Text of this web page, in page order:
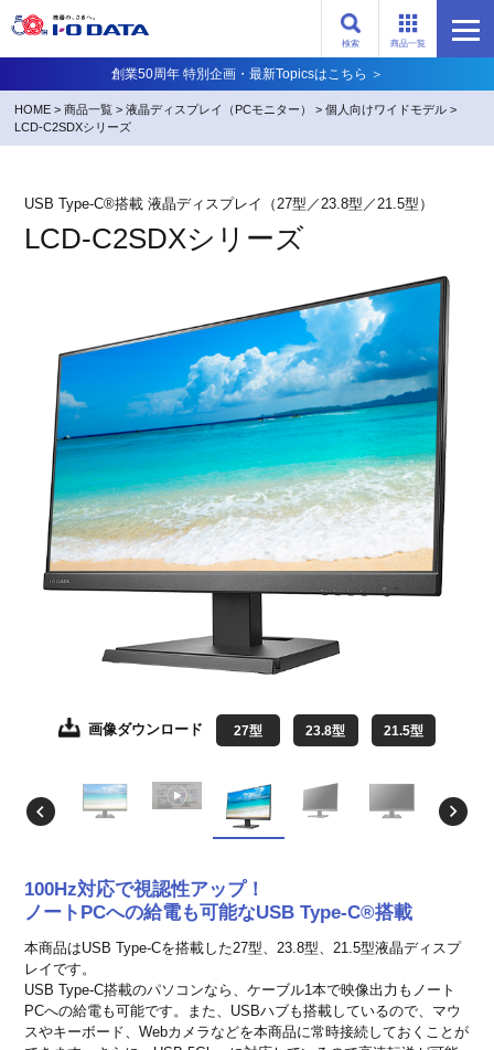
検索 商品一覧
創業50周年 特別企画・最新Topicsはこちら ＞
HOME >商品一覧 >液晶ディスプレイ（PCモニター） >個人向けワイドモデル >
LCD-C2SDXシリーズ
USB Type-C®搭載 液晶ディスプレイ（27型／23.8型／21.5型）
LCD-C2SDXシリーズ
画像ダウンロード 27型 23.8型 21.5型
画像ダウンロード 27型 23.8型 21.5型
画像ダウンロード 27型 23.8型 21.5型
画像ダウンロード 27型 23.8型 21.5型
画像ダウンロード 27型 23.8型 21.5型
画像ダウンロード 27型 23.8型 21.5型
100Hz対応で視認性アップ！
ノートPCへの給電も可能なUSB Type-C®搭載
本商品はUSB Type-Cを搭載した27型、23.8型、21.5型液晶ディスプ
レイです。
USB Type-C搭載のパソコンなら、ケーブル1本で映像出力もノート
PCへの給電も可能です。また、USBハブも搭載しているので、マウ
スやキーボード、Webカメラなどを本商品に常時接続しておくことが